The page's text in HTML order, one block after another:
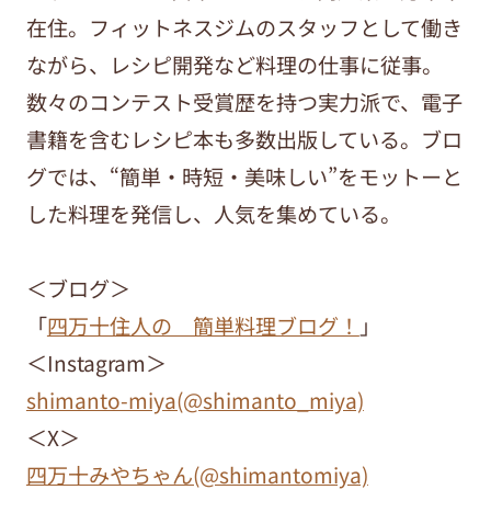
在住。フィットネスジムのスタッフとして働き
ながら、レシピ開発など料理の仕事に従事。
数々のコンテスト受賞歴を持つ実力派で、電子
書籍を含むレシピ本も多数出版している。ブロ
グでは、“簡単・時短・美味しい”をモットーと
した料理を発信し、人気を集めている。
＜ブログ＞
「四万十住人の 簡単料理ブログ！ 」
＜Instagram＞
shimanto-miya(@shimanto_miya)
＜X＞
四万十みやちゃん(@shimantomiya)